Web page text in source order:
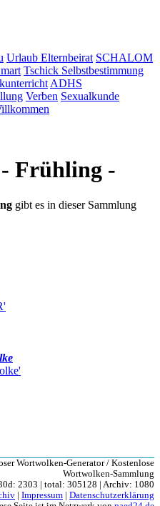
Urlaub Elternbeirat SCHALOM
Tschick Selbstbestimmung
ADHS
Verben Sexualkunde
- Frühling -
gibt es in dieser Sammlung
Wortwolken-Generator / Kostenlose
Wortwolken-Sammlung
2303 | total: 305128 | Archiv: 1080
| Impressum | Datenschutzerklärung